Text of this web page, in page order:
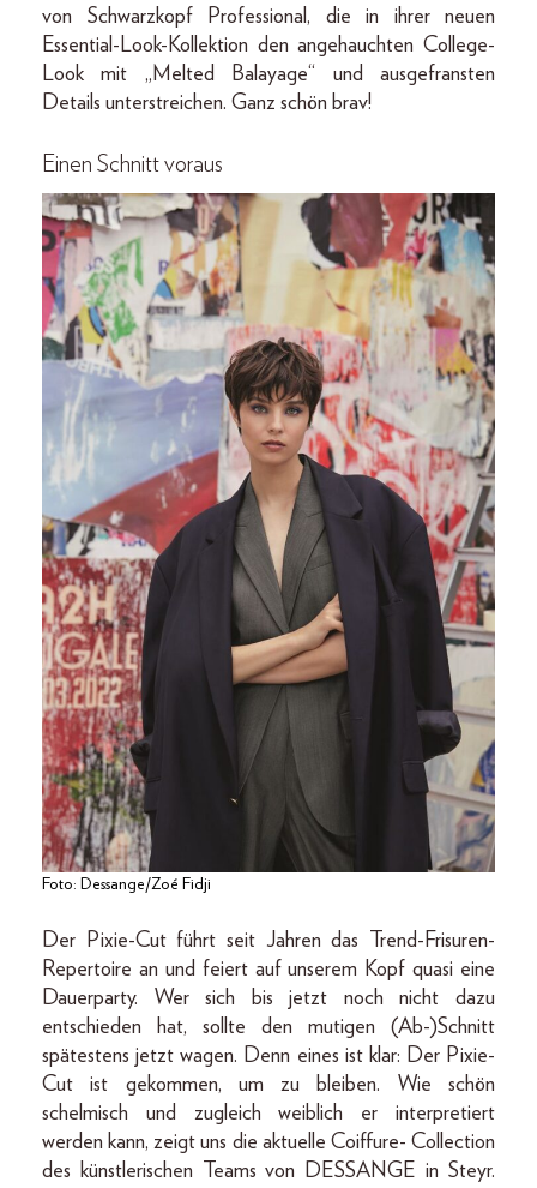
von Schwarzkopf Professional, die in ihrer neuen
Essential-Look-Kollektion den angehauchten College-
Look mit „Melted Balayage“ und ausgefransten
Details unterstreichen. Ganz schön brav!
Einen Schnitt voraus
Foto: Dessange/Zoé Fidji
Der Pixie-Cut führt seit Jahren das Trend-Frisuren-
Repertoire an und feiert auf unserem Kopf quasi eine
Dauerparty. Wer sich bis jetzt noch nicht dazu
entschieden hat, sollte den mutigen (Ab-)Schnitt
spätestens jetzt wagen. Denn eines ist klar: Der Pixie-
Cut ist gekommen, um zu bleiben. Wie schön
schelmisch und zugleich weiblich er interpretiert
werden kann, zeigt uns die aktuelle Coiffure- Collection
des künstlerischen Teams von DESSANGE in Steyr.